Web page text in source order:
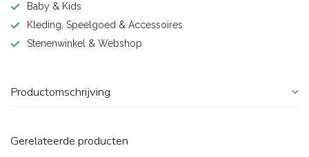
Baby & Kids
Kleding, Speelgoed & Accessoires
Stenenwinkel & Webshop
Productomschrijving
Gerelateerde producten